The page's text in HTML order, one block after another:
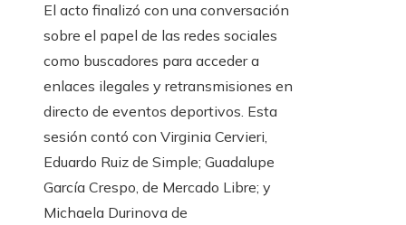
El acto finalizó con una conversación
sobre el papel de las redes sociales
como buscadores para acceder a
enlaces ilegales y retransmisiones en
directo de eventos deportivos. Esta
sesión contó con Virginia Cervieri,
Eduardo Ruiz de Simple; Guadalupe
García Crespo, de Mercado Libre; y
Michaela Durinova de